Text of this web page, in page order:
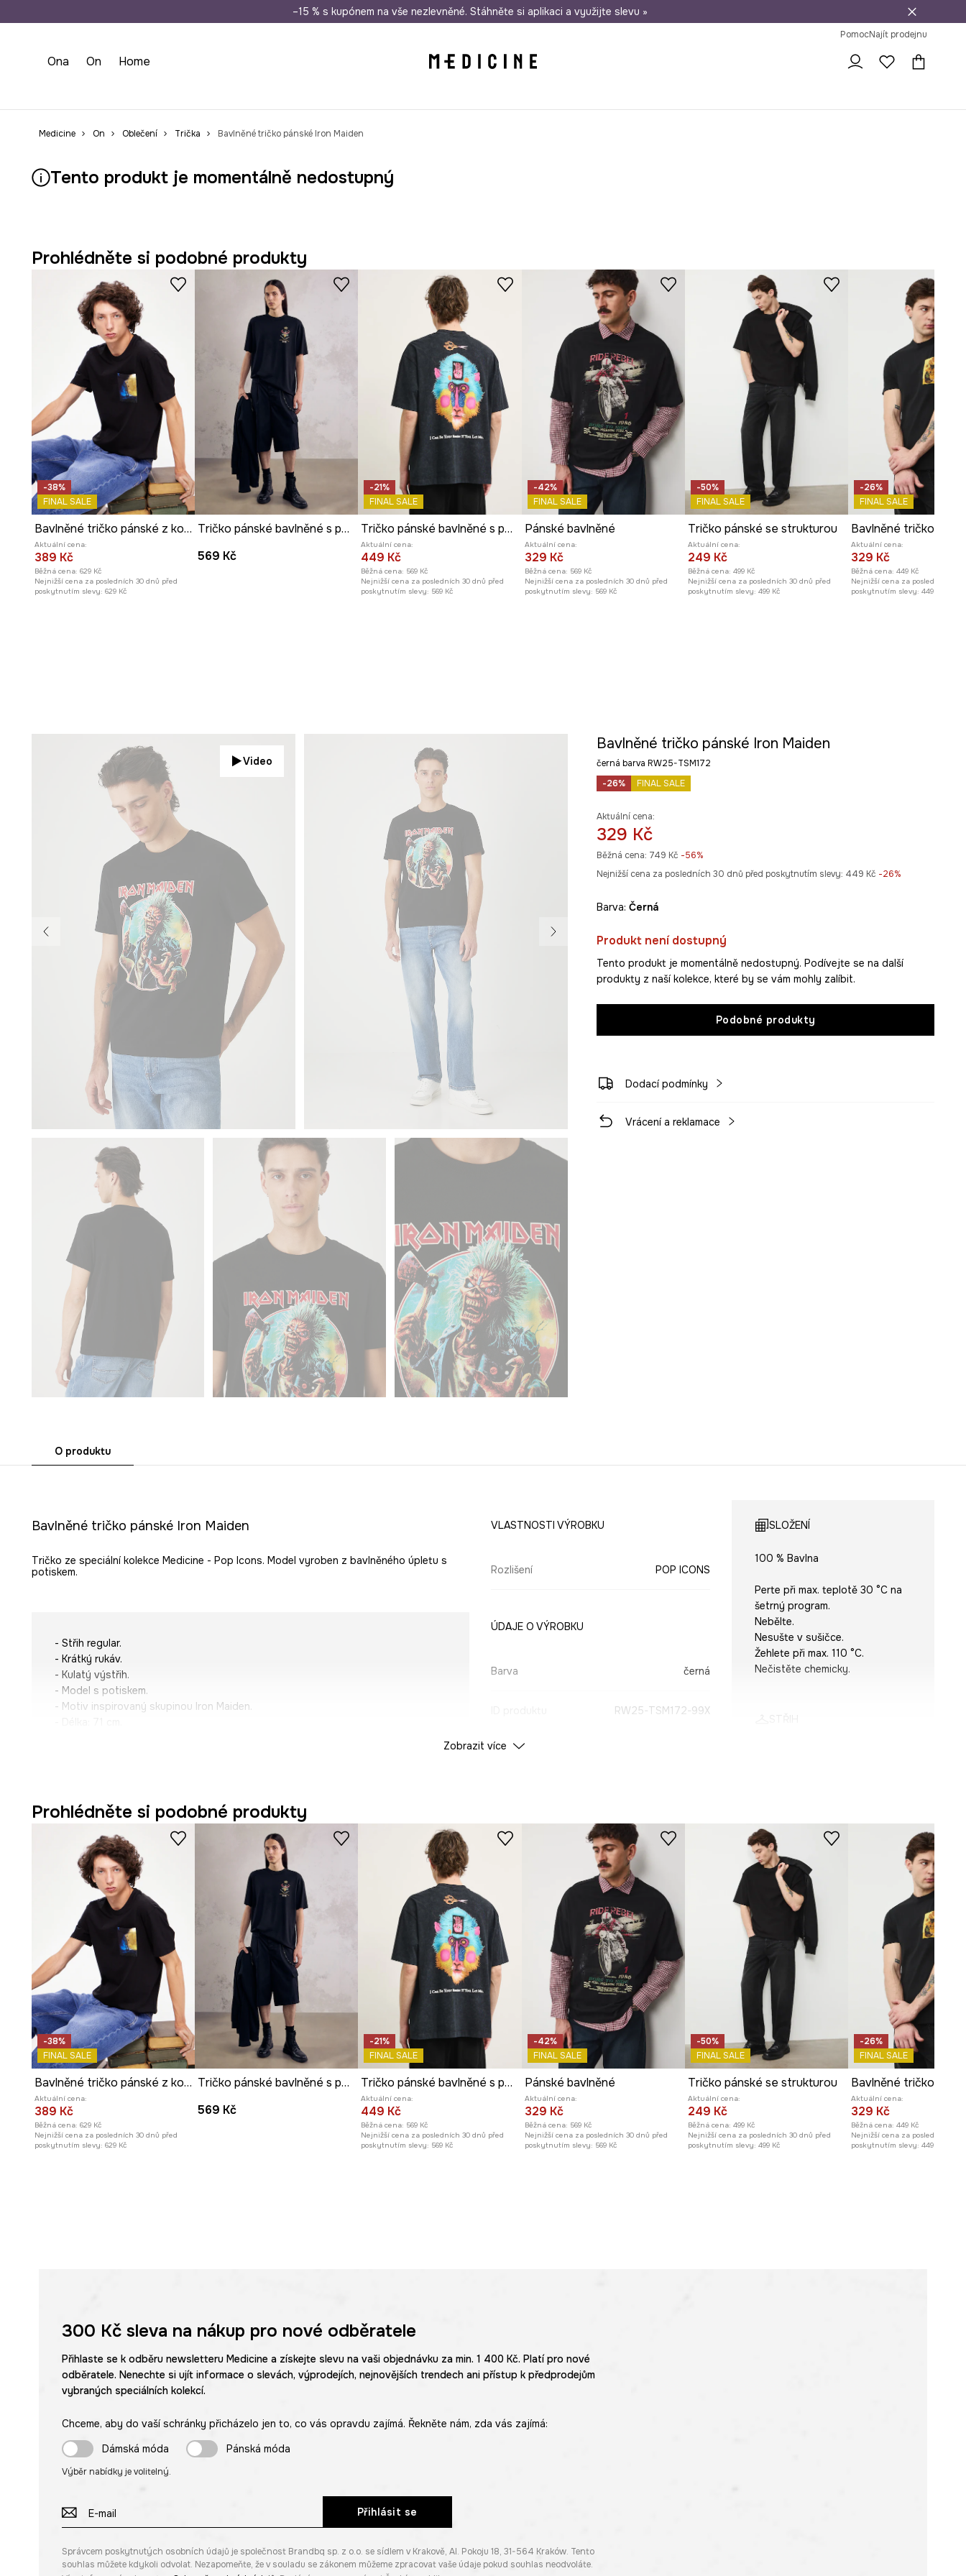
Doprava zdarma při nákupu nad 1 200 Kč Odeslání i do 24 hodin 30 dní na vrácení zboží
–15 % s kupónem na vše nezlevněné. Stáhněte si aplikaci a využijte slevu »
PomocNajít prodejnu
Ona On Home
Medicine On Oblečení Trička Bavlněné tričko pánské Iron Maiden
Tento produkt je momentálně nedostupný
Prohlédněte si podobné produkty
-38%
FINAL SALE
Bavlněné tričko pánské z kolekce Harry Potter
Aktuální cena:
389 Kč
Běžná cena: 629 Kč
Nejnižší cena za posledních 30 dnů před
poskytnutím slevy: 629 Kč
Tričko pánské bavlněné s potiskem z kolekce Mythical Creatures
569 Kč
-21%
FINAL SALE
Tričko pánské bavlněné s potiskem z kolekce Kit Mizeres x Medicine
Aktuální cena:
449 Kč
Běžná cena: 569 Kč
Nejnižší cena za posledních 30 dnů před
poskytnutím slevy: 569 Kč
-42%
FINAL SALE
Pánské bavlněné
Aktuální cena:
329 Kč
Běžná cena: 569 Kč
Nejnižší cena za posledních 30 dnů před
poskytnutím slevy: 569 Kč
-50%
FINAL SALE
Tričko pánské se strukturou
Aktuální cena:
249 Kč
Běžná cena: 499 Kč
Nejnižší cena za posledních 30 dnů před
poskytnutím slevy: 499 Kč
-26%
FINAL SALE
Aktuální cena:
329 Kč
Běžná cena: 449 Kč
Nejnižší cena za posledních 30
poskytnutím slevy: 449 Kč
Video
Bavlněné tričko pánské Iron Maiden
černá barva RW25-TSM172
-26%
FINAL SALE
Aktuální cena:
329 Kč
Běžná cena: 749 Kč -56%
Nejnižší cena za posledních 30 dnů před poskytnutím slevy: 449 Kč -26%
Barva: černá
Produkt není dostupný
Tento produkt je momentálně nedostupný. Podívejte se na další
produkty z naší kolekce, které by se vám mohly zalíbit.
Podobné produkty
Dodací podmínky
Vrácení a reklamace
O produktu
Bavlněné tričko pánské Iron Maiden
Tričko ze speciální kolekce Medicine - Pop Icons. Model vyroben z bavlněného úpletu s
potiskem.
- Střih regular.
- Krátký rukáv.
- Kulatý výstřih.
- Model s potiskem.
- Motiv inspirovaný skupinou Iron Maiden.
VLASTNOSTI VÝROBKU
Rozlišení POP ICONS
ÚDAJE O VÝROBKU
Barva černá
RW25-TSM172-99X
Výrobce
SLOŽENÍ
100 % Bavlna
Perte při max. teplotě 30 °C na
šetrný program.
Nebělte.
Nesušte v sušičce.
Žehlete při max. 110 °C.
Nečistěte chemicky.
Zobrazit více
Prohlédněte si podobné produkty
-38%
FINAL SALE
Bavlněné tričko pánské z kolekce Harry Potter
Aktuální cena:
389 Kč
Běžná cena: 629 Kč
Nejnižší cena za posledních 30 dnů před
poskytnutím slevy: 629 Kč
Tričko pánské bavlněné s potiskem z kolekce Mythical Creatures
569 Kč
-21%
FINAL SALE
Tričko pánské bavlněné s potiskem z kolekce Kit Mizeres x Medicine
Aktuální cena:
449 Kč
Běžná cena: 569 Kč
Nejnižší cena za posledních 30 dnů před
poskytnutím slevy: 569 Kč
-42%
FINAL SALE
Pánské bavlněné
Aktuální cena:
329 Kč
Běžná cena: 569 Kč
Nejnižší cena za posledních 30 dnů před
poskytnutím slevy: 569 Kč
-50%
FINAL SALE
Tričko pánské se strukturou
Aktuální cena:
249 Kč
Běžná cena: 499 Kč
Nejnižší cena za posledních 30 dnů před
poskytnutím slevy: 499 Kč
-26%
FINAL SALE
Aktuální cena:
329 Kč
Běžná cena: 449 Kč
Nejnižší cena za posledních 30
poskytnutím slevy: 449 Kč
300 Kčsleva na nákup pro nové odběratele
Přihlaste se k odběru newsletteru Medicine a získejte slevu na vaši objednávku za min. 1 400 Kč. Platí pro nové
odběratele. Nenechte si ujít informace o slevách, výprodejích, nejnovějších trendech ani přístup k předprodejům
vybraných speciálních kolekcí.
Chceme, aby do vaší schránky přicházelo jen to, co vás opravdu zajímá. Řekněte nám, zda vás zajímá:
Dámská móda
Pánská móda
Výběr nabídky je volitelný.
Přihlásit se
Správcem poskytnutých osobních údajů je společnost Brandbq sp. z o.o. se sídlem v Krakově, Al. Pokoju 18, 31-564 Kraków. Tento
souhlas můžete kdykoli odvolat. Nezapomeňte, že v souladu se zákonem můžeme zpracovat vaše údaje pokud souhlas neodvoláte.